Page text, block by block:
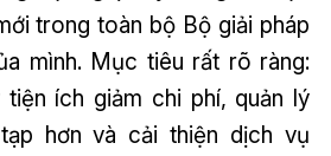
trong toàn bộ Bộ giải pháp
mình. Mục tiêu rất rõ ràng:
ích giảm chi phí, quản lý
hơn và cải thiện dịch vụ